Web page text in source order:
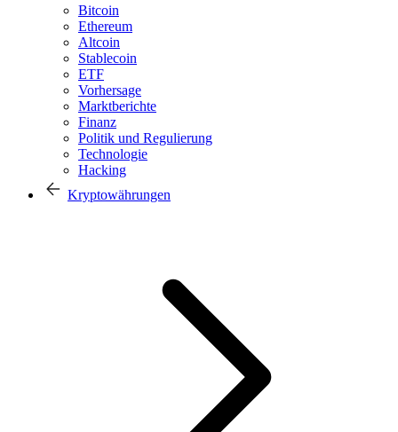
Bitcoin
Ethereum
Altcoin
Stablecoin
ETF
Vorhersage
Marktberichte
Finanz
Politik und Regulierung
Technologie
Hacking
Kryptowährungen